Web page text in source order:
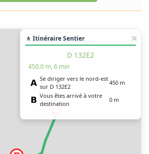
🚶 Itinéraire Sentier
D 132E2
450.0 m, 6 min
Se diriger vers le nord-est
sur D 132E2
450 m
Vous êtes arrivé à votre
destination
0 m